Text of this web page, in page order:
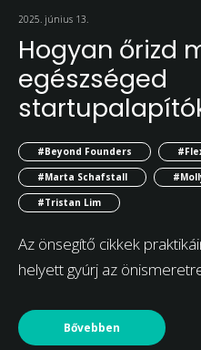
2025. június 13.
Hogyan őrizd
egészséged
#Beyond Founders
#Marta Schafstall
#Tristan Lim
Az önsegítő cikkek
helyett gyúrj az
Bővebben